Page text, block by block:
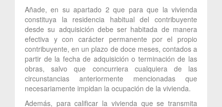
Añade, en su apartado 2 que para que la vivienda
constituya la residencia habitual del contribuyente
desde su adquisición debe ser habitada de manera
efectiva y con carácter permanente por el propio
contribuyente, en un plazo de doce meses, contados a
partir de la fecha de adquisición o terminación de las
obras, salvo que concurriera cualquiera de las
circunstancias anteriormente mencionadas que
necesariamente impidan la ocupación de la vivienda.
Además, para calificar la vivienda que se transmita